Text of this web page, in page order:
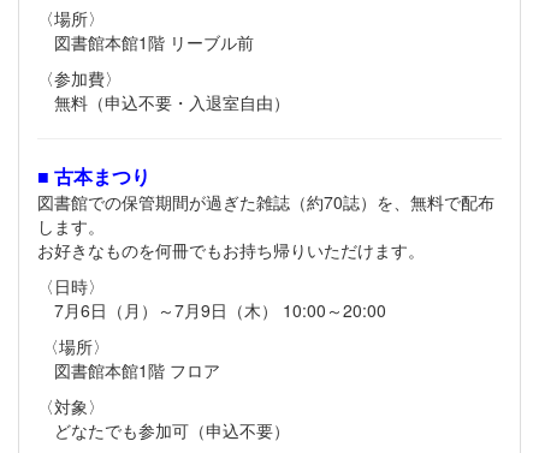
〈場所〉
図書館本館1階 リーブル前
〈参加費〉
無料（申込不要・入退室自由）
■ 古本まつり
図書館での保管期間が過ぎた雑誌（約70誌）を、無料で配布
します。
お好きなものを何冊でもお持ち帰りいただけます。
〈日時〉
7月6日（月）～7月9日（木） 10:00～20:00
〈場所〉
図書館本館1階 フロア
〈対象〉
どなたでも参加可（申込不要）